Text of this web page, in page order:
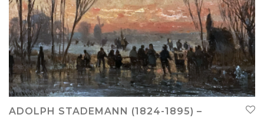
ADOLPH STADEMANN (1824-1895) –